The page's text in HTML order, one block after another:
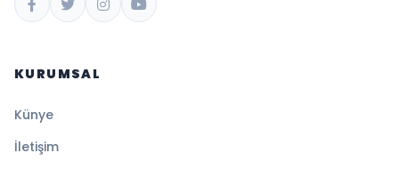
KURUMSAL
Künye
İletişim